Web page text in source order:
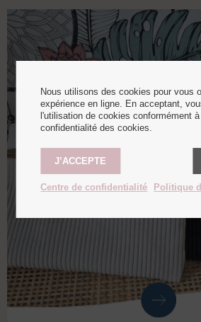
Nous utilisons des cookies pour vous
expérience en ligne. En acceptant,
l'utilisation de cookies conformément
confidentialité des cookies.
J’ACCEPTE
Centre de confidentialité Politique